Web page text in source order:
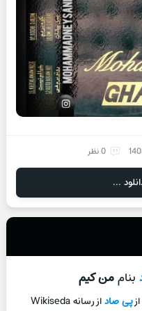
0 نظر
...
بناممن کیم
ازپی صاداز رسانه Wikiseda